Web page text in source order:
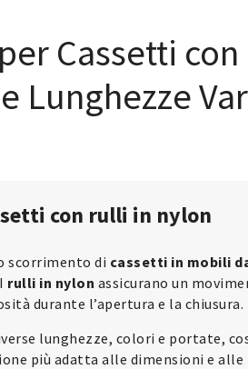
Cassetti
Lunghezze
con rulli in nylon
scorrimento di cassetti in mobili
rulli in nylon assicurano un
durante l’apertura e la chiusura.
lunghezze, colori e portate,
più adatta alle dimensioni e alle